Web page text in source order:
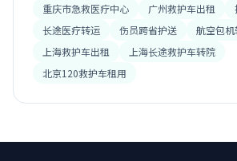
重庆市急救医疗中心
广州救护车出租
长途医疗转运
伤员跨省护送
航空包
上海救护车出租
上海长途救护车转院
北京120救护车租用